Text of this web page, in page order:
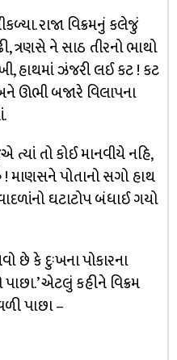
રાજા વિક્રમનું કલેજું
ત્રણસે ને સાઠ તીરનો ભાથો
હાથમાં ઝંજરી લઈ કટ ! કટ
ઊભી બજારે વિલાપના
તો કોઈ માનવીયે નહિ,
પોતાનો સગો હાથ
ઘટાટોપ બંધાઈ ગયો
છે કે દુઃખના પોકારના
એટલું કહીને વિક્રમ
પાછા –